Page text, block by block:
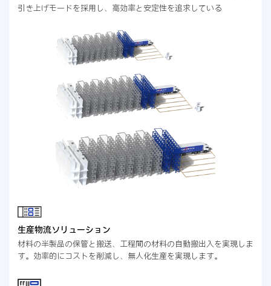
引き上げモードを採用し、高効率と安定性を追求している
生産物流ソリューション
材料の半製品の保管と搬送、工程間の材料の自動搬出入を実現しま
す。効率的にコストを削減し、無人化生産を実現します。